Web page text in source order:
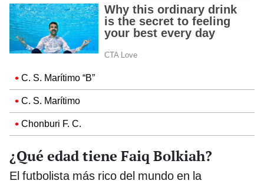
C. S. Marítimo “B”
C. S. Marítimo
Chonburi F. C.
¿Qué edad tiene Faiq Bolkiah?
El futbolista más rico del mundo en la